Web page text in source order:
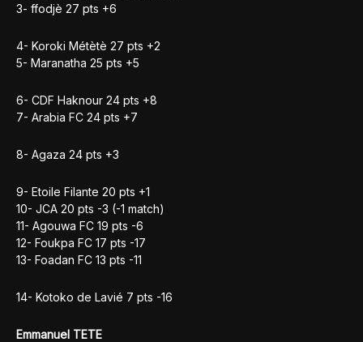
3- ffodjè 27 pts +6
4- Koroki Métètè 27 pts +2
5- Maranatha 25 pts +5
6- CDF Haknour 24 pts +8
7- Arabia FC 24 pts +7
8- Agaza 24 pts +3
9- Etoile Filante 20 pts +1
10- JCA 20 pts -3 (-1 match)
11- Agouwa FC 19 pts -6
12- Foukpa FC 17 pts -17
13- Foadan FC 13 pts -11
14- Kotoko de Lavié 7 pts -16
Emmanuel TETE